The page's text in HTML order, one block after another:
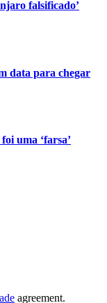
falsificado’
data para chegar
uma ‘farsa’
agreement.